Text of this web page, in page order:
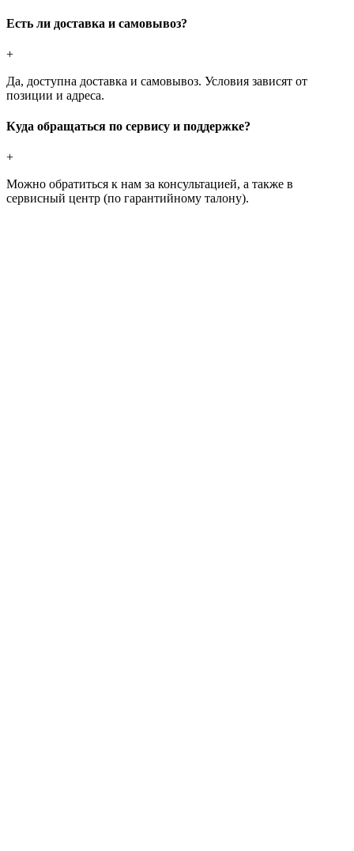
Есть ли доставка и самовывоз?
+
Да, доступна доставка и самовывоз. Условия зависят от
позиции и адреса.
Куда обращаться по сервису и поддержке?
+
Можно обратиться к нам за консультацией, а также в
сервисный центр (по гарантийному талону).